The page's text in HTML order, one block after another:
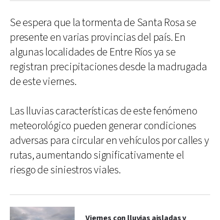
Se espera que la tormenta de Santa Rosa se
presente en varias provincias del país. En
algunas localidades de Entre Ríos ya se
registran precipitaciones desde la madrugada
de este viernes.
Las lluvias características de este fenómeno
meteorológico pueden generar condiciones
adversas para circular en vehículos por calles y
rutas, aumentando significativamente el
riesgo de siniestros viales.